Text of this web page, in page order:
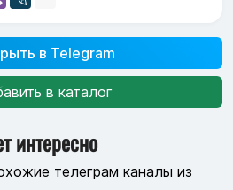
в Telegram
в каталог
интересно
телеграм каналы из